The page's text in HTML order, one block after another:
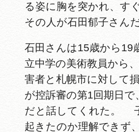
る姿に胸を突かれ、す
その人が石田郁子さん
石田さんは15歳から19
立中学の美術教員から
害者と札幌市に対して
が控訴審の第1回期日
だと話してくれた。
起きたのか理解できず